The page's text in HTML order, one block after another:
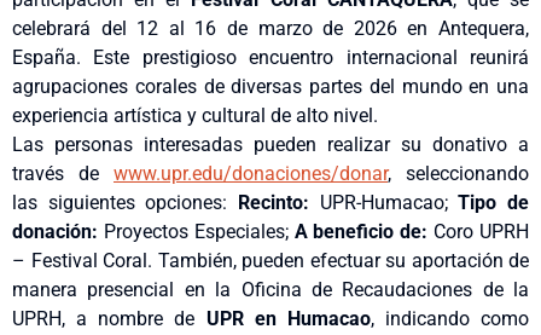
celebrará del 12 al 16 de marzo de 2026 en Antequera,
España. Este prestigioso encuentro internacional reunirá
agrupaciones corales de diversas partes del mundo en una
experiencia artística y cultural de alto nivel.
Las personas interesadas pueden realizar su donativo a
través de www.upr.edu/donaciones/donar, seleccionando
las siguientes opciones:
Recinto: UPR-Humacao;Tipo de
donación: Proyectos Especiales; A beneficio de: Coro UPRH
– Festival Coral. También, pueden efectuar su aportación de
manera presencial en la Oficina de Recaudaciones de la
UPRH, a nombre de UPR en Humacao, indicando como